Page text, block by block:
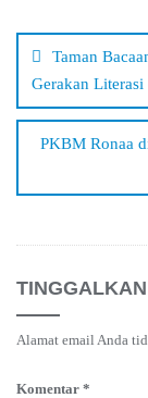
pos
Taman
Gerakan
PKBM Ronaa
Alamat email Anda
Komentar *